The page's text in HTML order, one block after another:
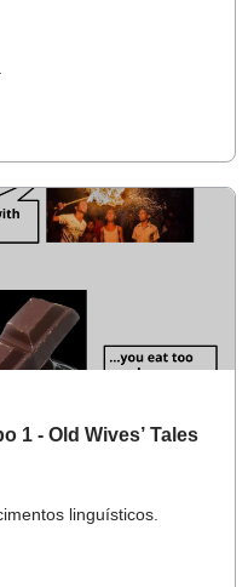
1 - Old Wives’ Tales
linguísticos.